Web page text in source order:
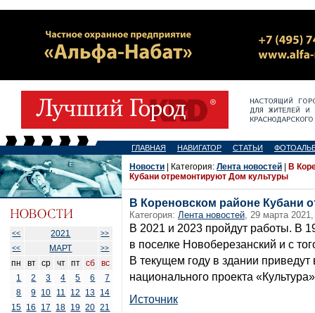
ГЛАВНАЯ НАВИГАТОР СТАТЬИ
<< 2021
>>
<<
МАРТ >>
пн вт ср чт пт сб
вс
1
2 3 4 5 6
7
8
9 10 11 12 13 14
15 16 17 18 19 20 21
Новости | Категория: Лента новостей
В
Кубани отремонтируют Дом культуры
В Кореновском районе Кубани
Категория: Лента новостей, 29 марта
В 2021 и 2023 пройдут работы. В
в поселке Новоберезанский и с
В текущем году в здании
национального проекта
Источник